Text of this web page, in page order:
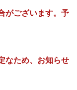
がございます。予
なため、お知らせ